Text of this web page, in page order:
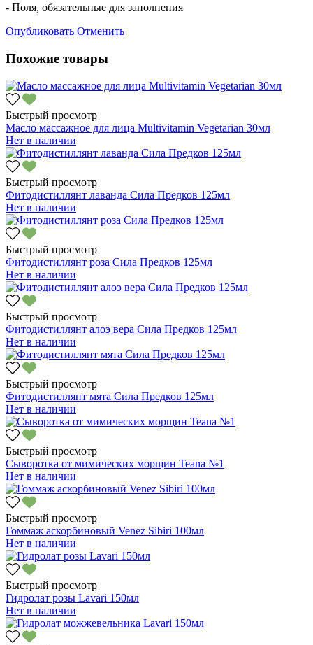
- Поля, обязательные для заполнения
Опубликовать Отменить
Похожие товары
Быстрый просмотр
Масло массажное для лица Multivitamin Vegetarian 30мл
Нет в наличии
Быстрый просмотр
Фитодистиллянт лаванда Сила Предков 125мл
Нет в наличии
Быстрый просмотр
Фитодистиллянт роза Сила Предков 125мл
Нет в наличии
Быстрый просмотр
Фитодистиллянт алоэ вера Сила Предков 125мл
Нет в наличии
Быстрый просмотр
Фитодистиллянт мята Сила Предков 125мл
Нет в наличии
Быстрый просмотр
Сыворотка от мимических морщин Teana №1
Нет в наличии
Быстрый просмотр
Гоммаж аскорбиновый Venez Sibiri 100мл
Нет в наличии
Быстрый просмотр
Гидролат розы Lavari 150мл
Нет в наличии